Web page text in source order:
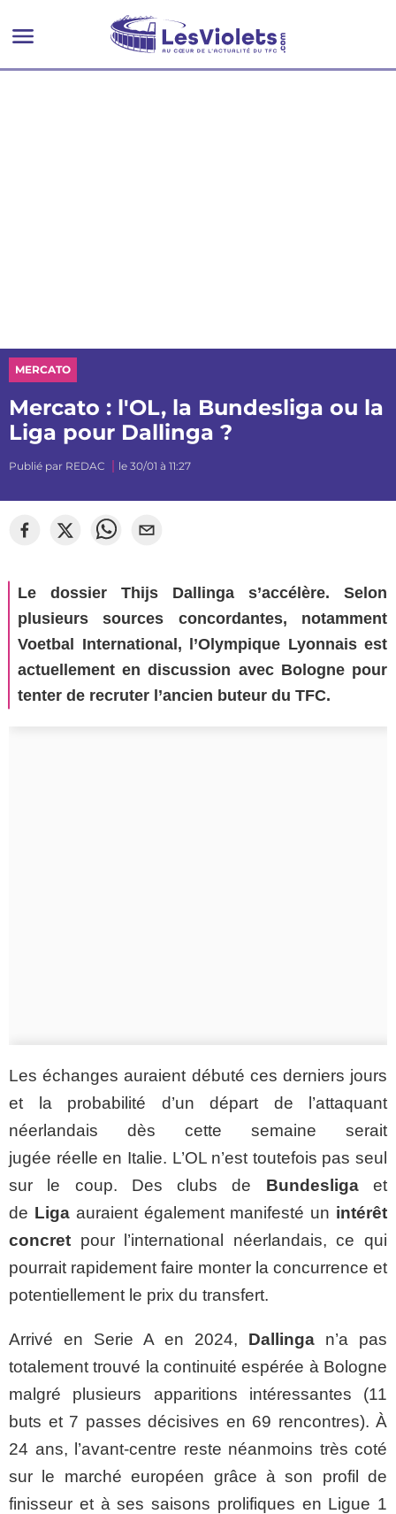
MERCATO
Mercato : l'OL, la Bundesliga ou la
Liga pour Dallinga ?
Publié par REDAC le 30/01 à 11:27
Le dossier Thijs Dallinga s’accélère. Selon
plusieurs sources concordantes, notamment
Voetbal International, l’Olympique Lyonnais est
actuellement en discussion avec Bologne pour
tenter de recruter l’ancien buteur du TFC.
Les échanges auraient débuté ces derniers jours
et la probabilité d’un départ de l’attaquant
néerlandais dès cette semaine serait
jugée réelle en Italie. L’OL n’est toutefois pas seul
sur le coup. Des clubs de Bundesligaet
de Ligaauraient également manifesté un intérêt
concret pour l’international néerlandais, ce qui
pourrait rapidement faire monter la concurrence et
potentiellement le prix du transfert.
Arrivé en Serie A en 2024, Dallinga n’a pas
totalement trouvé la continuité espérée à Bologne
malgré plusieurs apparitions intéressantes (11
buts et 7 passes décisives en 69 rencontres). À
24 ans, l’avant-centre reste néanmoins très coté
sur le marché européen grâce à son profil de
finisseur et à ses saisons prolifiques en Ligue 1